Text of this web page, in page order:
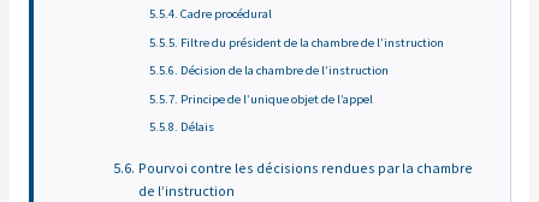
Cadre procédural
Filtre du président de la chambre de l’instruction
Décision de la chambre de l’instruction
Principe de l’unique objet de l’appel
Délais
Pourvoi contre les décisions rendues par la chambre
de l’instruction